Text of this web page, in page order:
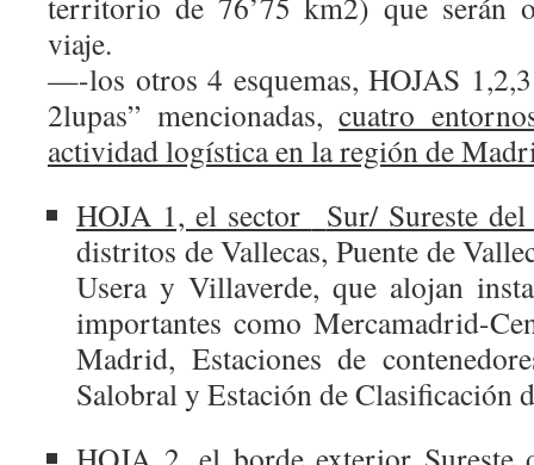
viaje.
—-los otros 4 esquemas, HOJAS
2lupas” mencionadas, cuatro
actividad logística en la región de
HOJA 1, el sector
Sur/ Sureste
distritos de Vallecas, Puente de
Usera y Villaverde, que alojan
importantes como Mercamadrid-
Madrid, Estaciones de
Salobral y Estación de Clasificación